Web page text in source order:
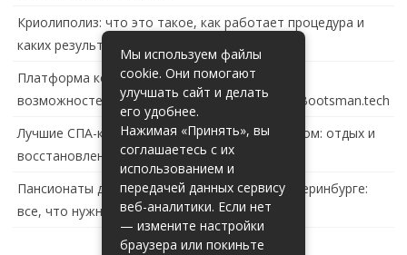
Криолиполиз: что это такое, как работает процедура и
каких результатов ждать
Платформа контейнеризации в России: обзор
возможностей и перспектив развития сайта Bootsman.tech
Лучшие СПА-комплексы в Тольятти с бассейном: отдых и
восстановление за городом
Пансионаты для пожилых с деменцией в Екатеринбурге:
все, что нужно знать
Мы используем файлы
cookie. Они помогают
улучшать сайт и делать
его удобнее.
Нажимая «Принять», вы
соглашаетесь с их
использованием и
передачей данных сервису
веб-аналитики. Если нет
— измените настройки
браузера или покиньте